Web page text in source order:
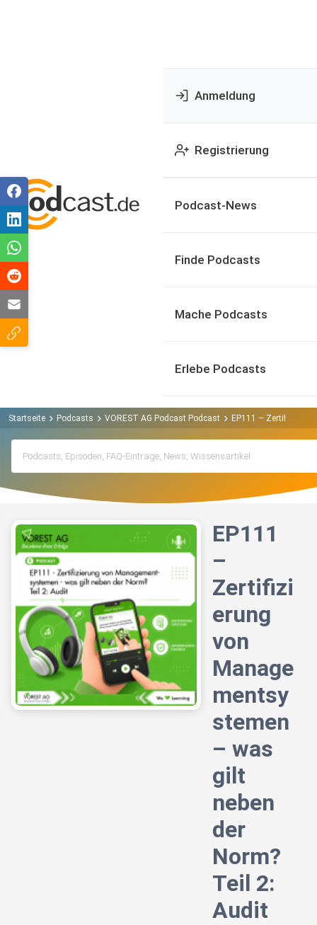
Anmeldung
Registrierung
Podcast-News
Finde Podcasts
Mache Podcasts
Erlebe Podcasts
Startseite Podcasts VOREST AG Podcast Podcast EP111 –
EP111
–
Zertifizi
erung
von
Manage
mentsy
stemen
– was
gilt
neben
der
Norm?
Teil 2:
Audit